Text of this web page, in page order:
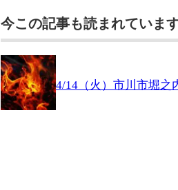
今この記事も読まれていま
4/14（火）市川市堀之